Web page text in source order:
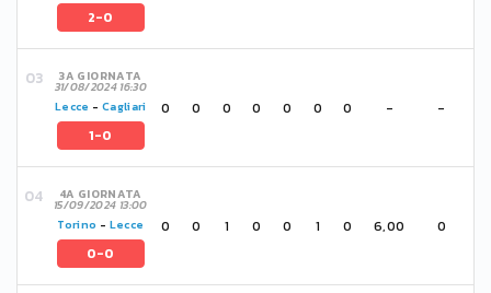
2-0
3A GIORNATA
31/08/2024 16:30
Lecce - Cagliari
1-0
0 0 0 0 0 0 0 - -
4A GIORNATA
15/09/2024 13:00
Torino - Lecce
0-0
0 0 1 0 0 1 0 6,00 0